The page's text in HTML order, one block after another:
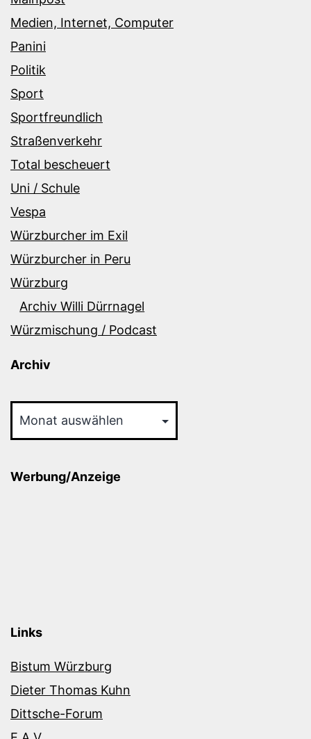
Medien, Internet, Computer
Panini
Politik
Sport
Sportfreundlich
Straßenverkehr
Total bescheuert
Uni / Schule
Vespa
Würzburcher im Exil
Würzburcher in Peru
Würzburg
Archiv Willi Dürrnagel
Würzmischung / Podcast
Archiv
Werbung/Anzeige
Links
Bistum Würzburg
Dieter Thomas Kuhn
Dittsche-Forum